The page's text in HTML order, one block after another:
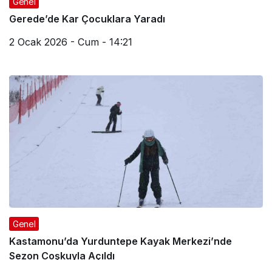
Gerede’de Kar Çocuklara Yaradı
2 Ocak 2026 - Cum - 14:21
Genel
Kastamonu’da Yurduntepe Kayak Merkezi’nde
Sezon Coşkuyla Açıldı